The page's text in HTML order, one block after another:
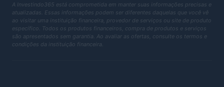
A Investindo365 está comprometida em manter suas informações precisas e
atualizadas. Essas informações podem ser diferentes daquelas que você vê
ao visitar uma instituição financeira, provedor de serviços ou site de produto
específico. Todos os produtos financeiros, compra de produtos e serviços
são apresentados sem garantia. Ao avaliar as ofertas, consulte os termos e
condições da instituição financeira.